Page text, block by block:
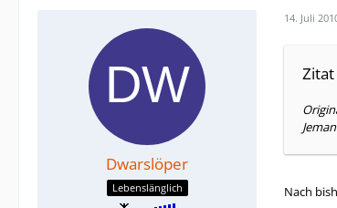
Dwarslöper
Lebenslänglich
14. Juli
Zitat
Nach